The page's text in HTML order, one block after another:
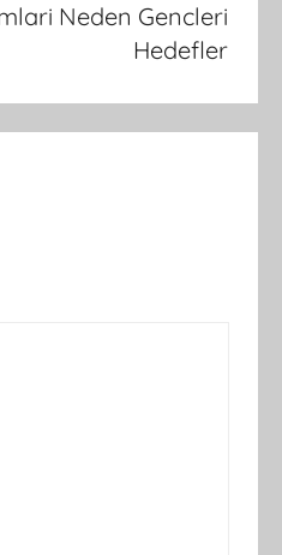
Neden Gencleri
Hedefler